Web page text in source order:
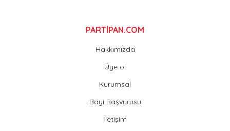
PARTİPAN.COM
Hakkımızda
Üye ol
Kurumsal
Bayi Başvurusu
İletişim